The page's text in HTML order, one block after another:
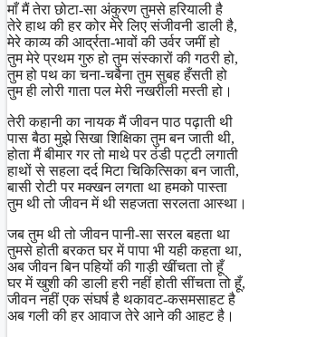
माँ मैं तेरा छोटा-सा अंकुरण तुमसे हरियाली है
तेरे हाथ की हर कोर मेरे लिए संजीवनी डाली है,
मेरे काव्य की आर्द्रता-भावों की उर्वर जमीं हो
तुम मेरे प्रथम गुरु हो तुम संस्कारों की गठरी हो,
तुम हो पथ का चना-चबैना तुम सुबह हँसती हो
तुम ही लोरी गाता पल मेरी नखरीली मस्ती हो।
तेरी कहानी का नायक मैं जीवन पाठ पढ़ाती थी
पास बैठा मुझे सिखा शिक्षिका तुम बन जाती थी,
होता मैं बीमार गर तो माथे पर ठंडी पट्टी लगाती
हाथों से सहला दर्द मिटा चिकित्सिका बन जाती,
बासी रोटी पर मक्खन लगता था हमको पास्ता
तुम थी तो जीवन में थी सहजता सरलता आस्था।
जब तुम थी तो जीवन पानी-सा सरल बहता था
तुमसे होती बरकत घर में पापा भी यही कहता था,
अब जीवन बिन पहियों की गाड़ी खींचता तो हूँ
घर में खुशी की डाली हरी नहीं होती सींचता तो हूँ,
जीवन नहीं एक संघर्ष है थकावट-कसमसाहट है
अब गली की हर आवाज तेरे आने की आहट है।